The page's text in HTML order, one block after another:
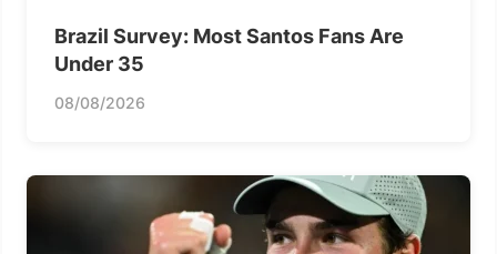
Brazil Survey: Most Santos Fans Are
Under 35
08/08/2026